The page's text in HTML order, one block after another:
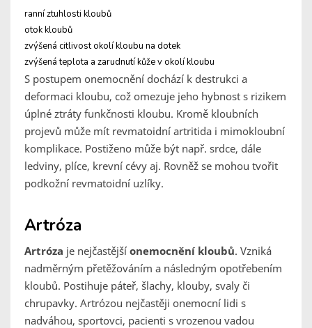
ranní ztuhlosti kloubů
otok kloubů
zvýšená citlivost okolí kloubu na dotek
zvýšená teplota a zarudnutí kůže v okolí kloubu
S postupem onemocnění dochází k destrukci a
deformaci kloubu, což omezuje jeho hybnost s rizikem
úplné ztráty funkčnosti kloubu. Kromě kloubních
projevů může mít revmatoidní artritida i mimokloubní
komplikace. Postiženo může být např. srdce, dále
ledviny, plíce, krevní cévy aj. Rovněž se mohou tvořit
podkožní revmatoidní uzlíky.
Artróza
Artróza je nejčastější onemocnění kloubů. Vzniká
nadměrným přetěžováním a následným opotřebením
kloubů. Postihuje páteř, šlachy, klouby, svaly či
chrupavky. Artrózou nejčastěji onemocní lidi s
nadváhou, sportovci, pacienti s vrozenou vadou